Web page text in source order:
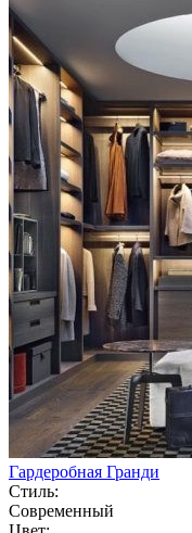
Гардеробная Гранди
Стиль:
Современный